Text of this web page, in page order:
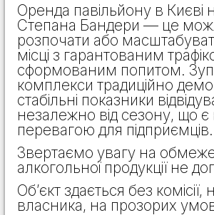
Оренда павільйону в Києві
Степана Бандери — це
розпочати або
місці з гарантованим
сформованим попитом.
комплекси традиційно
стабільні показники
незалежно від сезону, що
перевагою для підприємців.
Звертаємо увагу на
алкогольної продукції не
Об’єкт здається без комісії,
власника, на прозорих